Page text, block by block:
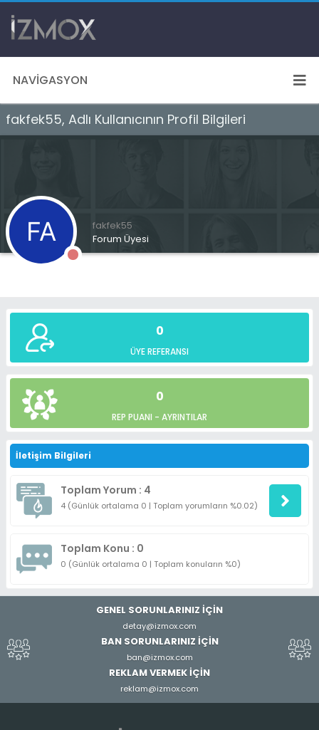
NAVIGASYON
fakfek55, Adlı Kullanıcının Profil Bilgileri
fakfek55
Forum Üyesi
0
ÜYE REFERANSI
0
REP PUANI - AYRINTILAR
İletişim Bilgileri
Toplam Yorum : 4
4 (Günlük ortalama 0 | Toplam yorumların %0.02)
Toplam Konu : 0
0 (Günlük ortalama 0 | Toplam konuların %0)
GENEL SORUNLARINIZ İÇİN
detay@izmox.com
BAN SORUNLARINIZ İÇİN
ban@izmox.com
REKLAM VERMEK İÇİN
reklam@izmox.com